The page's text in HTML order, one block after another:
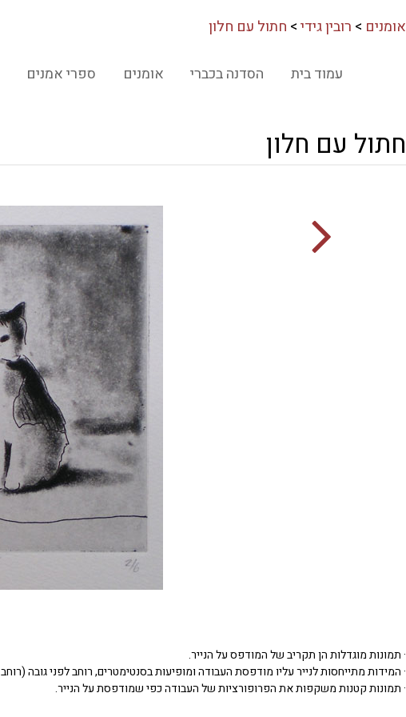
אומנים > רובין גידי> חתול עם חלון
ספרי אמנים אומנים הסדנה בכברי עמוד בית
חתול עם חלון
· תמונות מוגדלות הן תקריב של המודפס על הנייר.
· המידות מתייחסות לנייר עליו מודפסת העבודה ומופיעות בסנטימטרים, רוחב לפני גובה (רוחב X גובה).
· תמונות קטנות משקפות את הפרופורציות של העבודה כפי שמודפסת על הנייר.